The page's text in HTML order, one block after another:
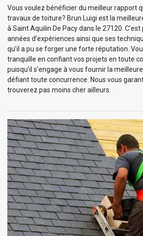
Vous voulez bénéficier du meilleur rapport
travaux de toiture? Brun Luigi est la
à Saint Aquilin De Pacy dans le 27120.
années d’expériences ainsi que ses
qu’il a pu se forger une forte réputation.
tranquille en confiant vos projets en toute
puisqu’il s’engage à vous fournir la
défiant toute concurrence. Nous vous
trouverez pas moins cher ailleurs.